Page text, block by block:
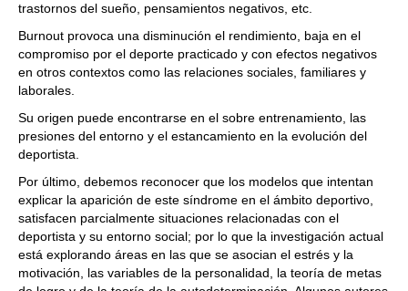
trastornos del sueño, pensamientos negativos, etc.
Burnout provoca una disminución el rendimiento, baja en el
compromiso por el deporte practicado y con efectos negativos
en otros contextos como las relaciones sociales, familiares y
laborales.
Su origen puede encontrarse en el sobre entrenamiento, las
presiones del entorno y el estancamiento en la evolución del
deportista.
Por último, debemos reconocer que los modelos que intentan
explicar la aparición de este síndrome en el ámbito deportivo,
satisfacen parcialmente situaciones relacionadas con el
deportista y su entorno social; por lo que la investigación actual
está explorando áreas en las que se asocian el estrés y la
motivación, las variables de la personalidad, la teoría de metas